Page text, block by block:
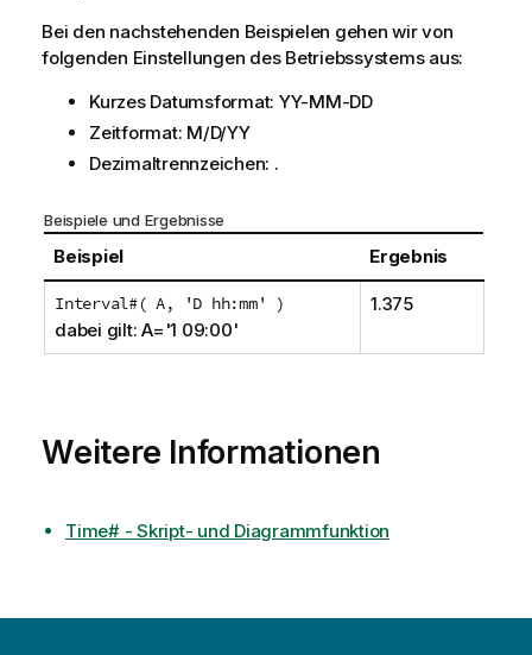
Bei den nachstehenden Beispielen gehen wir von
folgenden Einstellungen des Betriebssystems aus:
Kurzes Datumsformat: YY-MM-DD
Zeitformat: M/D/YY
Dezimaltrennzeichen: .
Beispiele und Ergebnisse
Beispiel Ergebnis
Interval#( A, 'D hh:mm' )
dabei gilt: A='1 09:00'
1.375
Weitere Informationen
Time# - Skript- und Diagrammfunktion